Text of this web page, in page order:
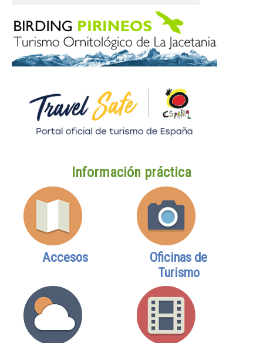
Información práctica
Accesos
Oficinas de
Turismo